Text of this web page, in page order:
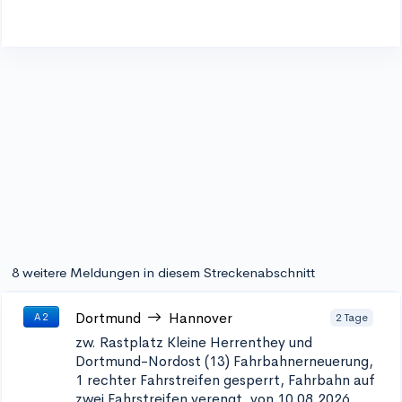
8 weitere Meldungen in diesem Streckenabschnitt
A 2 Dortmund Hannover 2 Tage
zw. Rastplatz Kleine Herrenthey und
Dortmund-Nordost (13) Fahrbahnerneuerung,
1 rechter Fahrstreifen gesperrt, Fahrbahn auf